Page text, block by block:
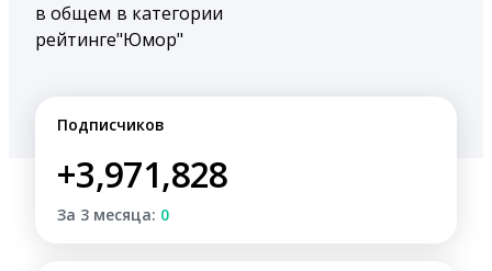
в общем
рейтинге
в категории
"Юмор"
Подписчиков
+3,971,828
За 3 месяца: 0